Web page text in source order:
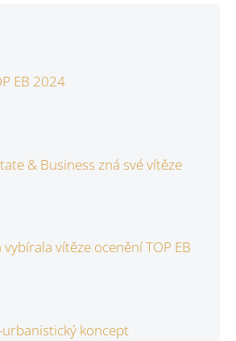
EB 2024
& Business zná své vítěze
vítěze ocenění TOP EB
koncept